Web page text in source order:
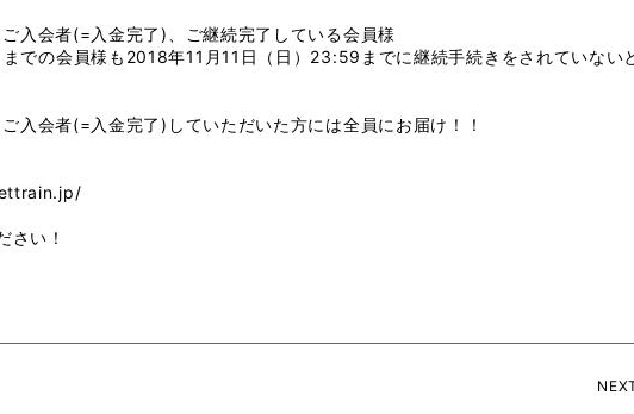
入会者(=入金完了)、ご継続完了している会員様
での会員様も2018年11月11日（日）23:59までに継続手続きをされていない
入会者(=入金完了)していただいた方には全員にお届け！！
さい！